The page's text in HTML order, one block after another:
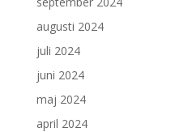
augusti 2024
juli 2024
juni 2024
maj 2024
april 2024